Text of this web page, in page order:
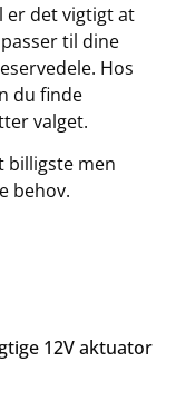
er det vigtigt at
til dine
Hos
du finde
valget.
billigste men
behov.
12V aktuator